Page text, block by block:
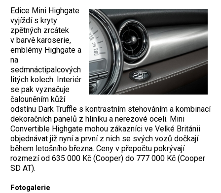
Edice Mini Highgate
vyjíždí s kryty
zpětných zrcátek
v barvě karoserie,
emblémy Highgate a
na
sedmnáctipalcových
litých kolech. Interiér
se pak vyznačuje
čalouněním kůží
odstínu Dark Truffle s kontrastním stehováním a kombinací
dekoračních panelů z hliníku a nerezové oceli. Mini
Convertible Highgate mohou zákazníci ve Velké Británii
objednávat již nyní a první z nich se svých vozů dočkají
během letošního března. Ceny v přepočtu pokrývají
rozmezí od 635 000 Kč (Cooper) do 777 000 Kč (Cooper
SD AT).
Fotogalerie